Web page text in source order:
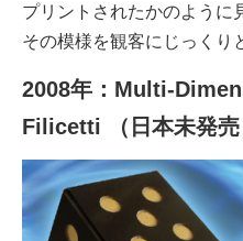
プリントされたかのように
その模様を観客にじっくり
2008年：Multi-
Filicetti （日本未発売